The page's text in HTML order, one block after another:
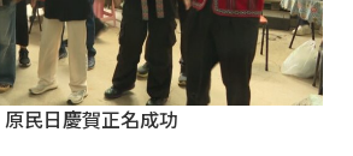
民日慶賀正名成功